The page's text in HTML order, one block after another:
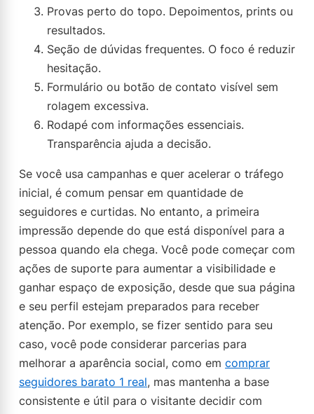
Provas perto do topo. Depoimentos, prints ou
resultados.
Seção de dúvidas frequentes. O foco é reduzir
hesitação.
Formulário ou botão de contato visível sem
rolagem excessiva.
Rodapé com informações essenciais.
Transparência ajuda a decisão.
Se você usa campanhas e quer acelerar o tráfego
inicial, é comum pensar em quantidade de
seguidores e curtidas. No entanto, a primeira
impressão depende do que está disponível para a
pessoa quando ela chega. Você pode começar com
ações de suporte para aumentar a visibilidade e
ganhar espaço de exposição, desde que sua página
e seu perfil estejam preparados para receber
atenção. Por exemplo, se fizer sentido para seu
caso, você pode considerar parcerias para
melhorar a aparência social, como em comprar
seguidores barato 1 real, mas mantenha a base
consistente e útil para o visitante decidir com